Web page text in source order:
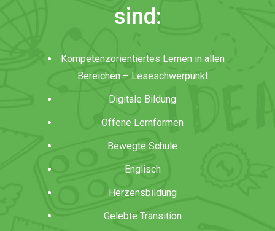
sind:
Kompetenzorientiertes Lernen in allen
Bereichen – Leseschwerpunkt
Digitale Bildung
Offene Lernformen
Bewegte Schule
Englisch
Herzensbildung
Gelebte Transition